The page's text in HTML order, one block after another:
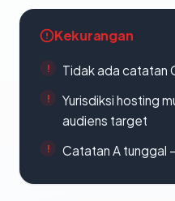
Kekurangan
Tidak ada catatan
Yurisdiksi hosting
audiens target
Catatan A tunggal